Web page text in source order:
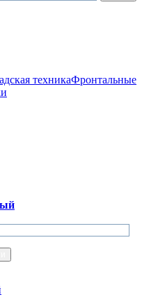
техникаФронтальные